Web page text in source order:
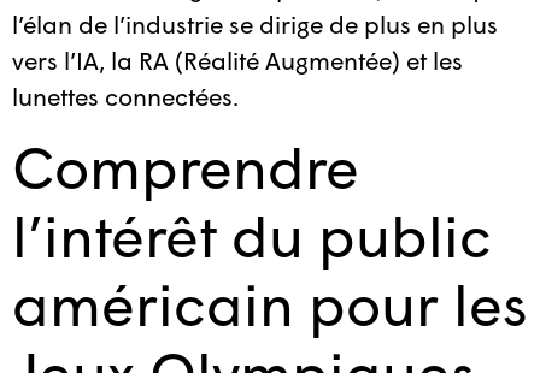
l’élan de l’industrie se dirige de plus en plus
vers l’IA, la RA (Réalité Augmentée) et les
lunettes connectées.
Comprendre
l’intérêt du public
américain pour les